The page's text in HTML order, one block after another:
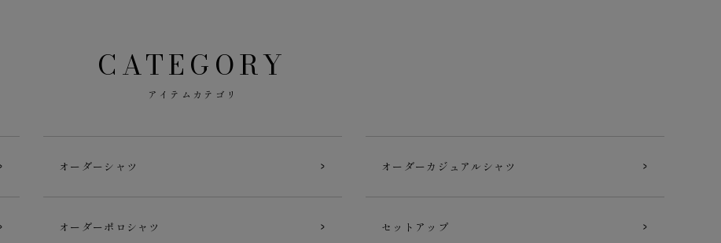
CATEGORY
アイテムカテゴリ
オーダーシャツ オーダー カジュアルシャツ
オーダーポロシャツ セットアップ